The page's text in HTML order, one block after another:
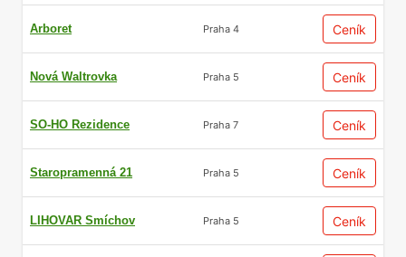
Arboret Praha 4 Ceník
Nová Waltrovka Praha 5 Ceník
SO-HO Rezidence Praha 7 Ceník
Staropramenná 21 Praha 5 Ceník
LIHOVAR Smíchov Praha 5 Ceník